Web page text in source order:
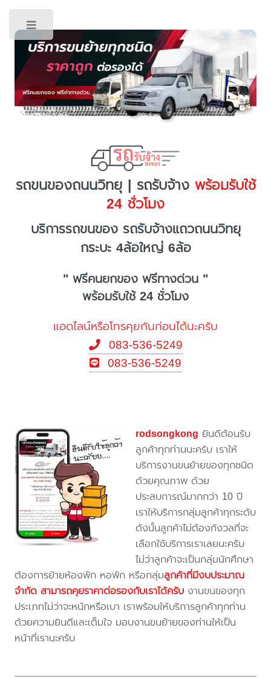
รถขนของถนนวิทยุ | รถรับจ้างพร้อมรับใช้
24 ชั่วโมง
บริการรถขนของ รถรับจ้างแถวถนนวิทยุ
กระบะ 4ล้อใหญ่ 6ล้อ
" ฟรีคนยกของ ฟรีทางด่วน "
พร้อมรับใช้ 24 ชั่วโมง
แอดไลน์หรือโทรคุยกันก่อนได้นะครับ
083-536-5249
083-536-5249
rodsongkong ยินดีต้อนรับ
ลูกค้าทุกท่านนะครับ เราให้
บริการงานขนย้ายของทุกชนิด
ด้วยคุณภาพ ด้วย
ประสบการณ์มากกว่า 10 ปี
เราให้บริการกลุ่มลูกค้าทุกระดับ
ดังนั้นลูกค้าไม่ต้องกังวลที่จะ
เลือกใช้บริการเราเลยนะครับ
ไม่ว่าลูกค้าจะเป็นกลุ่มนักศึกษา
ต้องการย้ายห้องพัก หอพัก หรือกลุ่มลูกค้าที่มีงบประมาณ
จำกัด สามารถคุยราคาต่อรองกับเราได้ครับ งานขนของทุก
ประเภทไม่ว่าจะหนักหรือเบา เราพร้อมให้บริการลูกค้าทุกท่าน
ด้วยความยินดีและเต็มใจ มอบงานขนย้ายของท่านให้เป็น
หน้าที่เรานะครับ
Toggle